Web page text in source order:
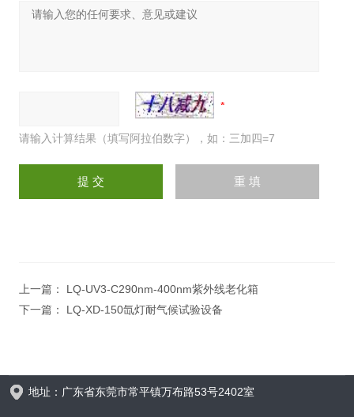
请输入计算结果（填写阿拉伯数字），如：三加四=7
上一篇： LQ-UV3-C290nm-400nm紫外线老化箱
下一篇： LQ-XD-150氙灯耐气候试验设备
地址：广东省东莞市常平镇万布路53号2402室